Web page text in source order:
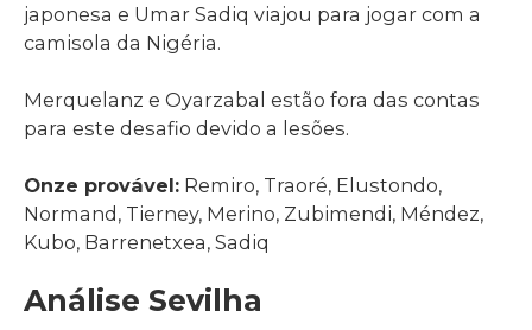
japonesa e Umar Sadiq viajou para jogar com a
camisola da Nigéria.
Merquelanz e Oyarzabal estão fora das contas
para este desafio devido a lesões.
Onze provável: Remiro, Traoré, Elustondo,
Normand, Tierney, Merino, Zubimendi, Méndez,
Kubo, Barrenetxea, Sadiq
Análise Sevilha